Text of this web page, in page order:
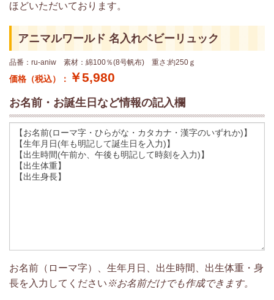
ほどいただいております。
アニマルワールド 名入れベビーリュック
品番：ru-aniw 素材：綿100％(8号帆布) 重さ:約250ｇ
価格（税込）： ￥5,980
お名前・お誕生日など情報の記入欄
お名前（ローマ字）、生年月日、出生時間、出生体重・身
長を入力してください※お名前だけでも作成できます。